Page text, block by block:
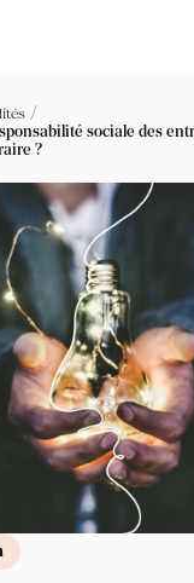
nous ?
Se connecter
Activer mon agence
sociale des
?